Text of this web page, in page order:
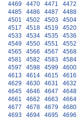
4469
4470 4471 4472
4485
4486 4487 4488
4501
4502 4503 4504
4517
4518 4519 4520
4533
4534 4535 4536
4549
4550 4551 4552
4565
4566 4567 4568
4581
4582 4583 4584
4597
4598 4599 4600
4613
4614 4615 4616
4629
4630 4631 4632
4645
4646 4647 4648
4661
4662 4663 4664
4677
4678 4679 4680
4693
4694 4695 4696